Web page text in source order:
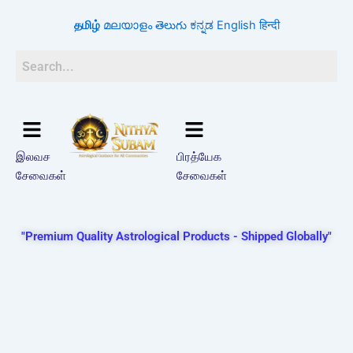
தமிழ் മലയാളം తెలుగు ಕನ್ನಡ English हिन्दी
இலவச
சேவைகள்
பிரத்யேக
சேவைகள்
"Premium Quality Astrological Products - Shipped Globally"